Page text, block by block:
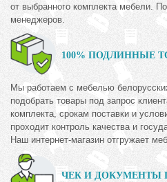
от выбранного комплекта мебели.
менеджеров.
100% ПОДЛИННЫЕ
Мы работаем с мебелью
подобрать товары под запрос
комплекта, срокам поставки и
проходит контроль качества и
Наш интернет-магазин отгружает
ЧЕК И ДОКУМЕНТЫ